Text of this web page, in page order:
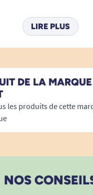
08/01/2026
trop pour l'utilisation que
un bon produit.
LIRE PLUS
DE LA
les produits de cette
NOS